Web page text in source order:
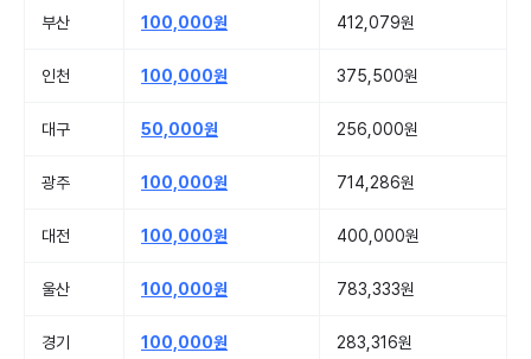
부산 100,000원 412,079원
인천 100,000원 375,500원
대구 50,000원 256,000원
광주 100,000원 714,286원
대전 100,000원 400,000원
울산 100,000원 783,333원
경기 100,000원 283,316원